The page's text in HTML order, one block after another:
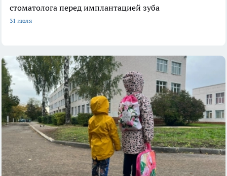
стоматолога перед имплантацией зуба
31 июля